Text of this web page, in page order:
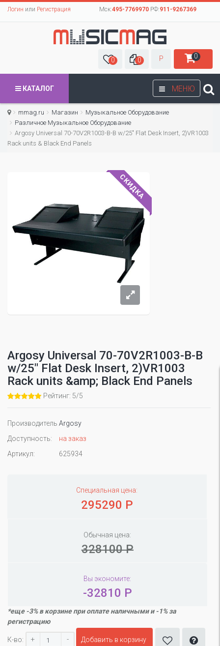
Логин или Регистрация Мск:495-7769970РФ:911-9267369
0 0 Р 0
МЕНЮ
КАТАЛОГ
mmag.ru Магазин
Музыкальное Оборудование
Различное Музыкальное Оборудование
Argosy Universal 70-70V2R1003-B-B w/25" Flat Desk Insert, 2)VR1003
Rack units & Black End Panels
СКИДКА
Argosy Universal 70-70V2R1003-B-B
w/25" Flat Desk Insert, 2)VR1003
Rack units &amp; Black End Panels
Рейтинг: 5/5
Производитель Argosy
Доступность:
на заказ
Артикул:
625934
Специальная цена:
295290 Р
Обычная цена:
328100 Р
Вы экономите:
-32810 Р
*еще -3% в корзине при оплате наличными и -1% за
регистрацию
К-во: + - Добавить в корзину